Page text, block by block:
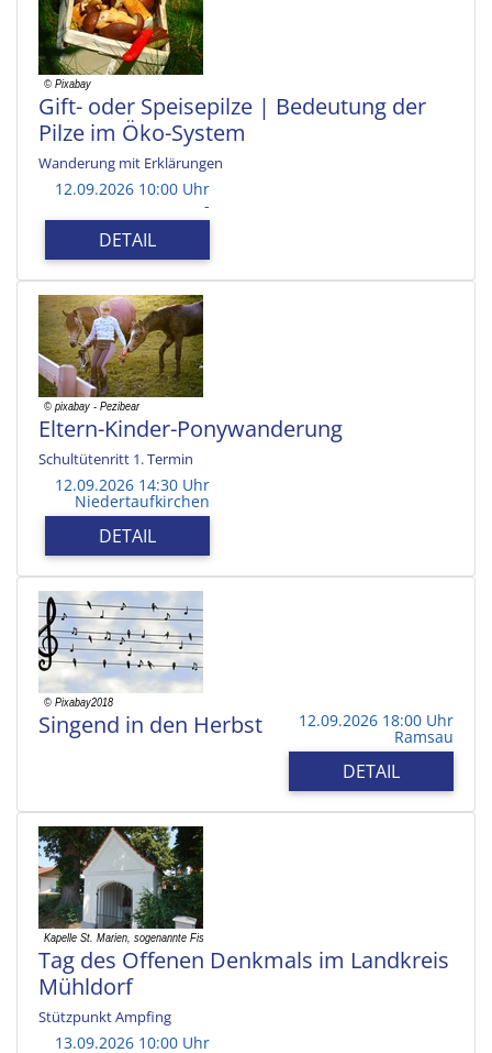
Gift- oder Speisepilze | Bedeutung der
Pilze im Öko-System
Wanderung mit Erklärungen
12.09.2026 10:00 Uhr
-
DETAIL
Eltern-Kinder-Ponywanderung
Schultütenritt 1. Termin
12.09.2026 14:30 Uhr
Niedertaufkirchen
DETAIL
Singend in den Herbst 12.09.2026 18:00 Uhr
Ramsau
DETAIL
Tag des Offenen Denkmals im Landkreis
Mühldorf
Stützpunkt Ampfing
13.09.2026 10:00 Uhr